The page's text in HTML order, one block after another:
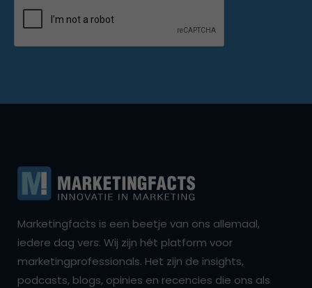
Marketingfacts is een beetje van ons allemaal,
iedere dag vers. Wij zijn hét platform voor
marketingprofessionals. Het zijn de insights,
podcasts, blogs, opinies en recencies die ons als